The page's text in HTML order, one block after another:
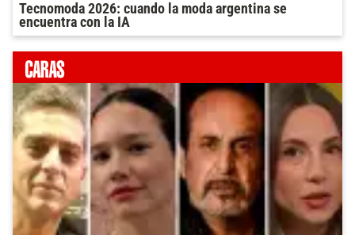
Tecnomoda 2026: cuando la moda argentina se
encuentra con la IA